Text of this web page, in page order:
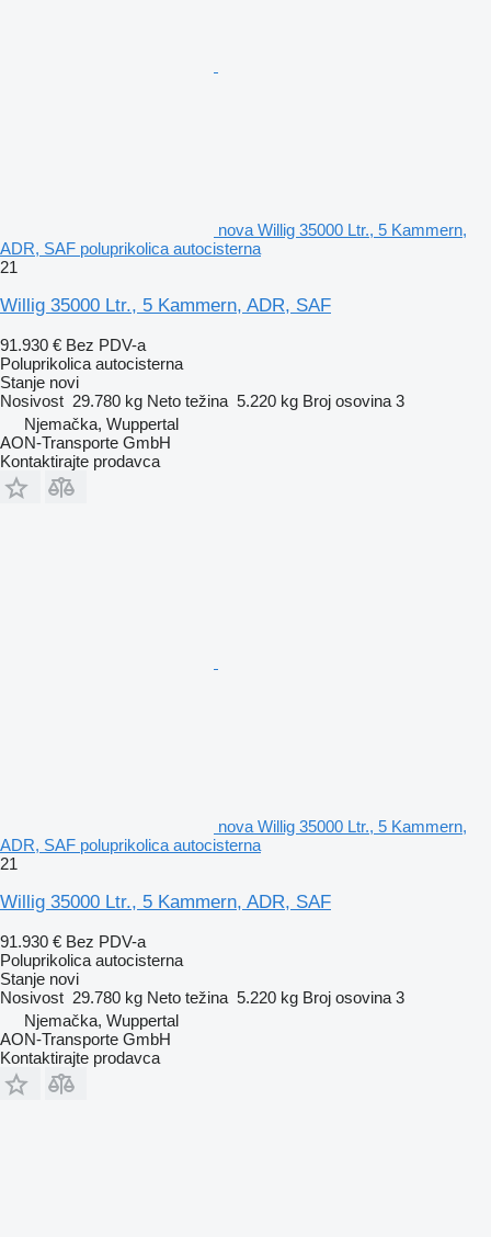
nova Willig 35000 Ltr., 5 Kammern,
ADR, SAF poluprikolica autocisterna
21
Willig 35000 Ltr., 5 Kammern, ADR, SAF
91.930 € Bez PDV-a
Poluprikolica autocisterna
Stanje novi
Nosivost 29.780 kg Neto težina 5.220 kg Broj osovina 3
Njemačka, Wuppertal
AON-Transporte GmbH
Kontaktirajte prodavca
nova Willig 35000 Ltr., 5 Kammern,
ADR, SAF poluprikolica autocisterna
21
Willig 35000 Ltr., 5 Kammern, ADR, SAF
91.930 € Bez PDV-a
Poluprikolica autocisterna
Stanje novi
Nosivost 29.780 kg Neto težina 5.220 kg Broj osovina 3
Njemačka, Wuppertal
AON-Transporte GmbH
Kontaktirajte prodavca